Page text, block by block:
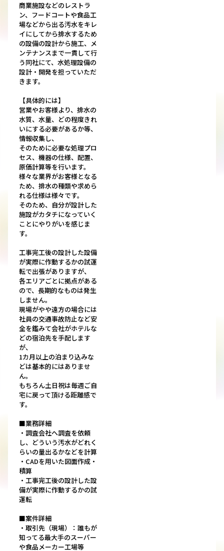
商業施設などのレストラ
ン、フードコートや食品工
場などから出る汚水をキレ
イにしてから排水するため
の設備の設計から施工、メ
ンテナンスまで一貫して行
う同社にて、水処理設備の
設計・開発を担っていただ
きます。
【具体的には】
営業やお客様より、排水の
水質、水量、どの程度きれ
いにする必要があるか等、
情報収集し、
そのために必要な処理プロ
セス、機器の仕様、配置、
原価計算等を行います。
様々な業界がお客様となる
ため、排水の種類や求めら
れる仕様は様々です。
そのため、自分が設計した
施設がカタチになっていく
ことにやりがいを感じま
す。
工事完工後の設計した設備
が実際に作動するかの試運
転で出張がありますが、
各エリアごとに拠点がある
ので、長期的なものは発生
しません。
現場がやや遠方の場合には
社員の交通事故防止など安
全を鑑みて会社がホテルな
どの宿泊先を手配します
が、
1カ月以上の泊まり込みな
どは基本的にはありませ
ん。
もちろん土日祝は毎週ご自
宅に戻って頂ける距離感で
す。
■業務詳細
・調査会社へ調査を依頼
し、どういう汚水がどれく
らいの量出るかなどを計算
・CADを用いた図面作成・
積算
・工事完工後の設計した設
備が実際に作動するかの試
運転
■案件詳細
・取引先（現場）：誰もが
知ってる最大手のスーパー
や食品メーカー工場等